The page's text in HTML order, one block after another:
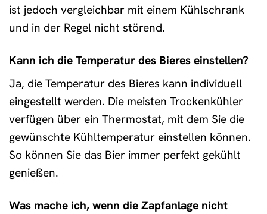
ist jedoch vergleichbar mit einem Kühlschrank
und in der Regel nicht störend.
Kann ich die Temperatur des Bieres einstellen?
Ja, die Temperatur des Bieres kann individuell
eingestellt werden. Die meisten Trockenkühler
verfügen über ein Thermostat, mit dem Sie die
gewünschte Kühltemperatur einstellen können.
So können Sie das Bier immer perfekt gekühlt
genießen.
Was mache ich, wenn die Zapfanlage nicht